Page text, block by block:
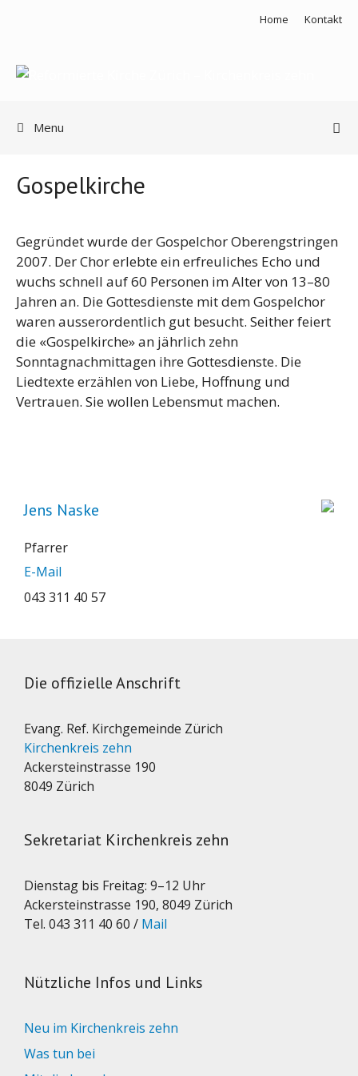
Home Kontakt
Menu
Gospelkirche
Gegründet wurde der Gospelchor Oberengstringen
2007. Der Chor erlebte ein erfreuliches Echo und
wuchs schnell auf 60 Personen im Alter von 13–80
Jahren an. Die Gottesdienste mit dem Gospelchor
waren ausserordentlich gut besucht. Seither feiert
die «Gospelkirche» an jährlich zehn
Sonntagnachmittagen ihre Gottesdienste. Die
Liedtexte erzählen von Liebe, Hoffnung und
Vertrauen. Sie wollen Lebensmut machen.
Jens Naske
Pfarrer
E-Mail
043 311 40 57
Die offizielle Anschrift
Evang. Ref. Kirchgemeinde Zürich
Kirchenkreis zehn
Ackersteinstrasse 190
8049 Zürich
Sekretariat Kirchenkreis zehn
Dienstag bis Freitag: 9–12 Uhr
Ackersteinstrasse 190, 8049 Zürich
Tel. 043 311 40 60 / Mail
Nützliche Infos und Links
Neu im Kirchenkreis zehn
Was tun bei